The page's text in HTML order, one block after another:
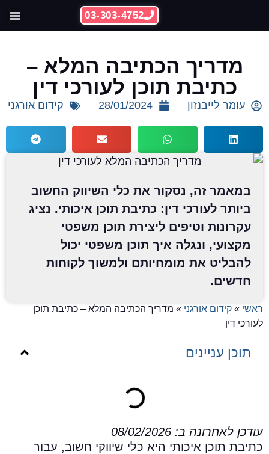
03-303-4752
מדריך הכתיבה המלא –
כתיבת תוכן לעורכי דין
עומר לייבנזון 28/01/2024 קידום אורגני
במאמר זה, נסקור את כלי השיווק החשוב
ביותר לעורכי דין: כתיבת תוכן איכותי. נציג
עקרונות וטיפים ליצירת תוכן משפטי
מקצועי, ונגלה איך תוכן משפטי יכול
להבליט את מומחיותם ולמשוך לקוחות
חדשים.
ראשי»קידום אורגני»מדריך הכתיבה המלא – כתיבת תוכן
לעורכי דין
תוכן עניינים
עודכן לאחרונה ב: 08/02/2026
כתיבת תוכן איכותי היא כלי שיווקי חשוב, עבור